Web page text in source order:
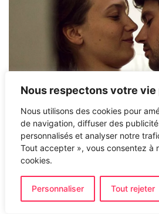
Nous respectons votre vie
Nous utilisons des cookies pour
de navigation, diffuser des
personnalisés et analyser notre
Tout accepter », vous consentez à
cookies.
Personnaliser Tout rejeter